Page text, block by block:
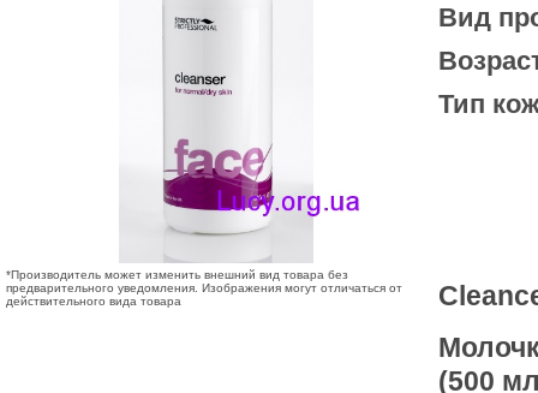
*Производитель может изменить внешний вид товара без
предварительного уведомления. Изображения могут отличаться от
действительного вида товара
Вид
Тип
(500